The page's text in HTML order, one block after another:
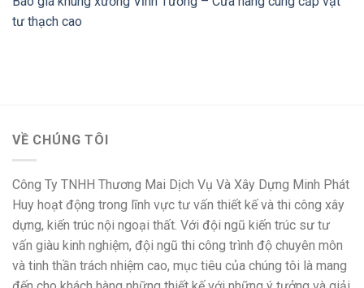
tư thạch cao
VỀ CHÚNG TÔI
Công Ty TNHH Thương Mai Dịch Vụ Và Xây Dựng Minh Phát
Huy hoạt động trong lĩnh vực tư vấn thiết kế và thi công xây
dựng, kiến trúc nội ngoại thất. Với đội ngũ kiến trúc sư tư
vấn giàu kinh nghiệm, đội ngũ thi công trình độ chuyên môn
và tinh thần trách nhiệm cao, mục tiêu của chúng tôi là mang